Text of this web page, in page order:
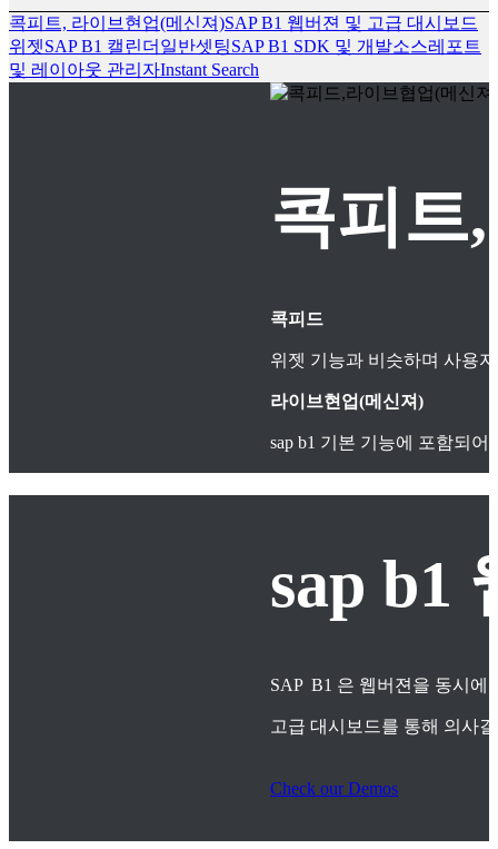
콕피트, 라이브현업(메신져)SAP B1 웹버젼 및 고급 대시보드
위젯SAP B1 캘린더 일반셋팅SAP B1 SDK 및 개발소스레포트
및 레이아웃 관리자Instant Search
콕피트
콕피드
위젯 기능과 비슷하며 사용
라이브현업(메신져)
sap b1 기본 기능에 포함되
sap b1
SAP B1 은 웹버젼을 동시에
고급 대시보드를 통해 의사
Check our Demos